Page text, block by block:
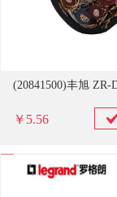
￥5.56